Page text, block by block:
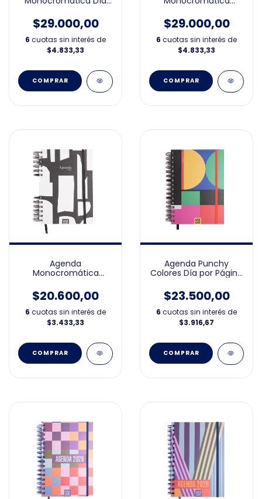
2026
$29.000,00
6 cuotas sin interés de
$4.833,33
15x21cm 2026
$29.000,00
6 cuotas sin interés de
$4.833,33
Agenda
Monocromática
15x21cm 2026
$20.600,00
6 cuotas sin interés de
$3.433,33
Agenda Punchy
Colores Día por Página
$23.500,00
6 cuotas sin interés de
$3.916,67